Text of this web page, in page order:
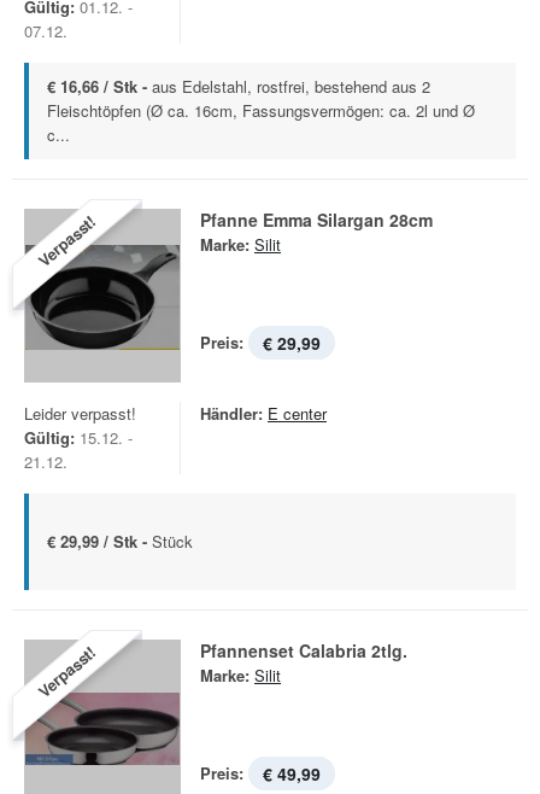
Gültig: 01.12. -
07.12.
€ 16,66 / Stk - aus Edelstahl, rostfrei, bestehend aus 2
Fleischtöpfen (Ø ca. 16cm, Fassungsvermögen: ca. 2l und Ø
c...
Verpasst! Pfanne Emma Silargan 28cm
Marke: Silit
Preis: € 29,99
Leider verpasst!
Gültig: 15.12. -
21.12.
Händler: E center
€ 29,99 / Stk - Stück
Verpasst! Pfannenset Calabria 2tlg.
Marke: Silit
Preis: € 49,99